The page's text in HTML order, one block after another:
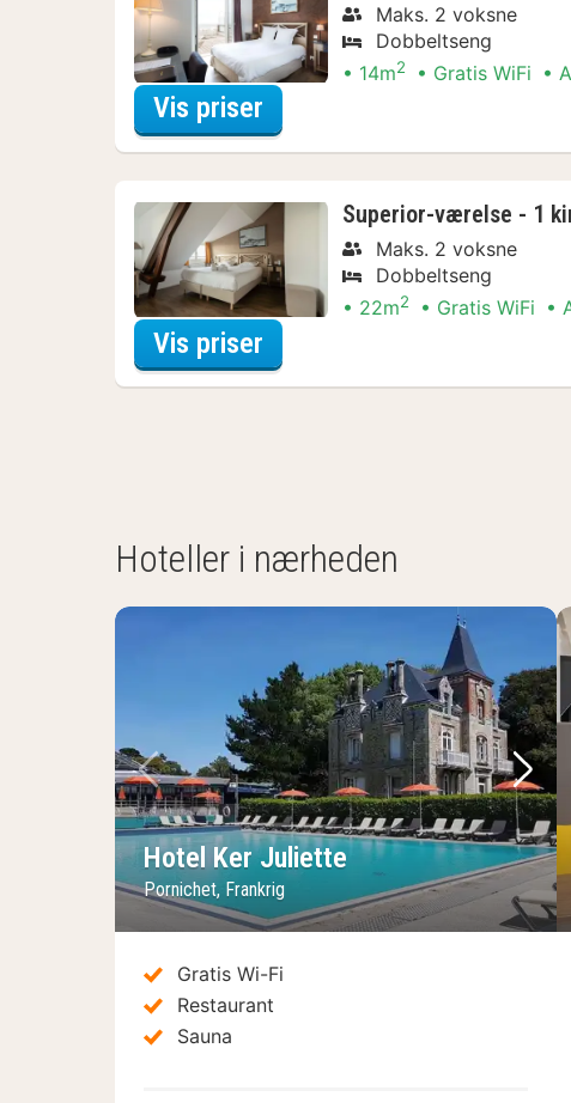
Maks. 2 voksne
Dobbeltseng
14m2 Gratis WiFi
Vis priser
Superior-værelse - 1
Maks. 2 voksne
Dobbeltseng
22m2 Gratis WiFi
Vis priser
Hoteller i nærheden
Forrige billede
Hotel Ker Juliette
Pornichet, Frankrig
Gratis Wi-Fi
Restaurant
Sauna